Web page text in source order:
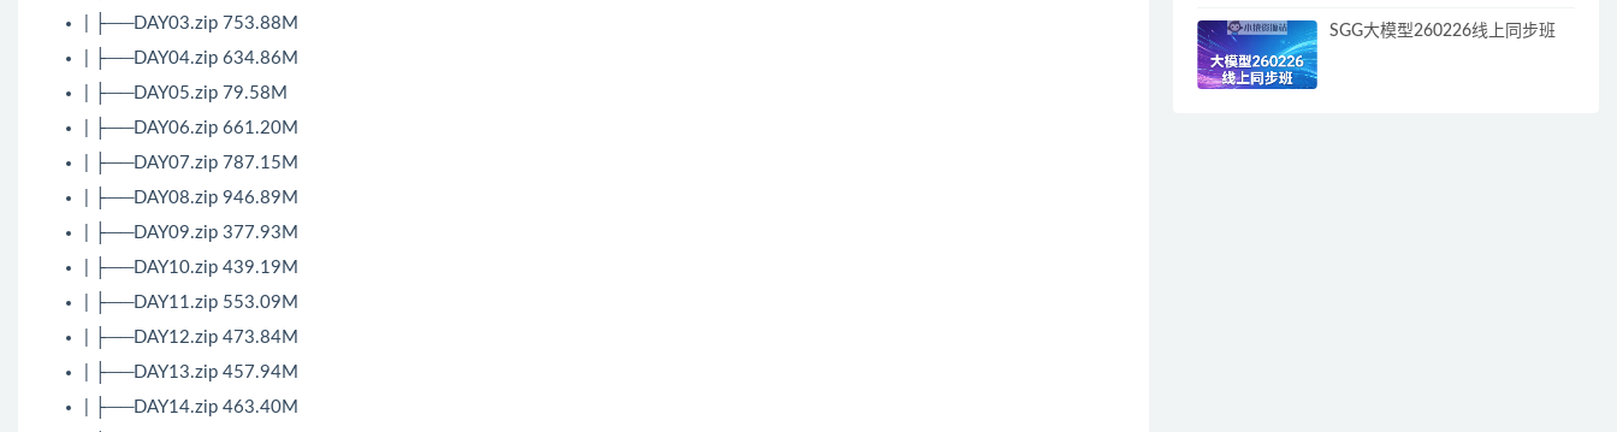
| ├──DAY03.zip 753.88M
| ├──DAY04.zip 634.86M
| ├──DAY05.zip 79.58M
| ├──DAY06.zip 661.20M
| ├──DAY07.zip 787.15M
| ├──DAY08.zip 946.89M
| ├──DAY09.zip 377.93M
| ├──DAY10.zip 439.19M
| ├──DAY11.zip 553.09M
| ├──DAY12.zip 473.84M
| ├──DAY13.zip 457.94M
| ├──DAY14.zip 463.40M
SGG大模型260226线上同步班